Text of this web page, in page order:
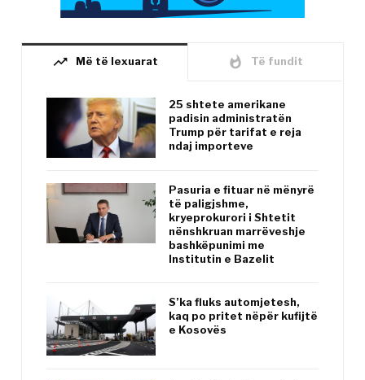
trending_up Më të lexuarat whatshot Të fundit
25 shtete amerikane
padisin administratën
Trump për tarifat e reja
ndaj importeve
Pasuria e fituar në mënyrë
të paligjshme,
kryeprokurori i Shtetit
nënshkruan marrëveshje
bashkëpunimi me
Institutin e Bazelit
S’ka fluks automjetesh,
kaq po pritet nëpër kufijtë
e Kosovës